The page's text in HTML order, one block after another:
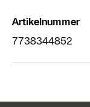
Artikelnummer
7738344852